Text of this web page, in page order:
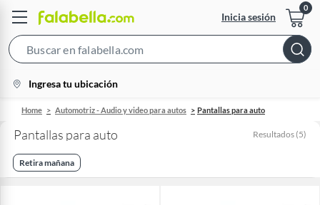
Inicia sesión
Bar
location-
icon
Ingresa tu ubicación
Home Automotriz - Audio y video para autos Pantallas para auto
Pantallas para auto Resultados (5)
Retira mañana